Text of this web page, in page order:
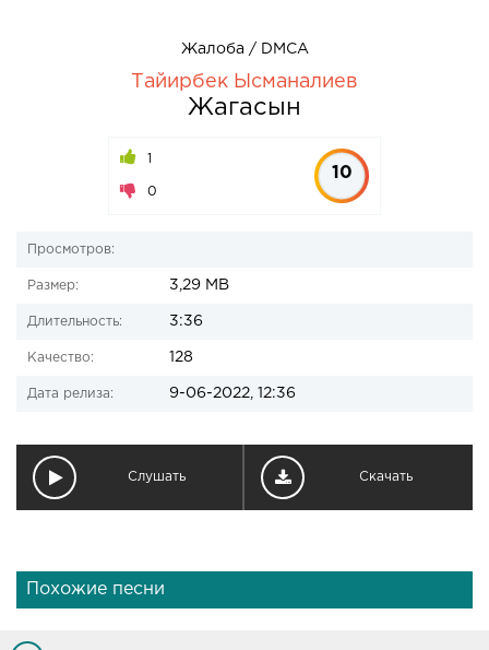
Жалоба / DMCA
Тайирбек Ысманалиев
Жагасын
1
0
10
Просмотров:
Размер: 3,29 MB
Длительность: 3:36
Качество: 128
Дата релиза: 9-06-2022, 12:36
Слушать Скачать
Похожие песни